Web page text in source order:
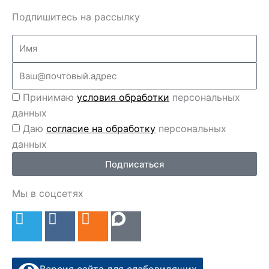
Подпишитесь на рассылку
Name
Перс
данные
Принимаю условия обработки персональных
данных
Перс
данные
Даю согласие на обработку персональных
данных
Подписаться
Мы в соцсетях
e
o